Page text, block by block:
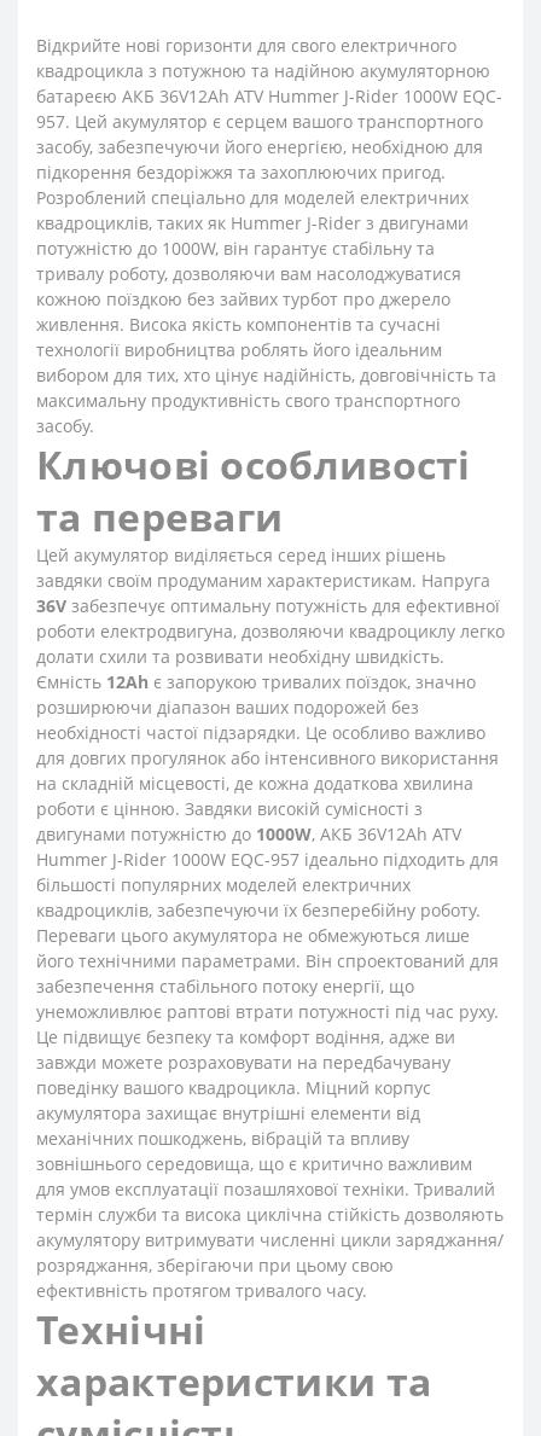
Відкрийте нові горизонти для свого електричного
квадроцикла з потужною та надійною акумуляторною
батареєю АКБ 36V12Ah ATV Hummer J-Rider 1000W EQC-
957. Цей акумулятор є серцем вашого транспортного
засобу, забезпечуючи його енергією, необхідною для
підкорення бездоріжжя та захоплюючих пригод.
Розроблений спеціально для моделей електричних
квадроциклів, таких як Hummer J-Rider з двигунами
потужністю до 1000W, він гарантує стабільну та
тривалу роботу, дозволяючи вам насолоджуватися
кожною поїздкою без зайвих турбот про джерело
живлення. Висока якість компонентів та сучасні
технології виробництва роблять його ідеальним
вибором для тих, хто цінує надійність, довговічність та
максимальну продуктивність свого транспортного
засобу.
Ключові особливості
та переваги
Цей акумулятор виділяється серед інших рішень
завдяки своїм продуманим характеристикам. Напруга
36V забезпечує оптимальну потужність для ефективної
роботи електродвигуна, дозволяючи квадроциклу легко
долати схили та розвивати необхідну швидкість.
Ємність 12Ah є запорукою тривалих поїздок, значно
розширюючи діапазон ваших подорожей без
необхідності частої підзарядки. Це особливо важливо
для довгих прогулянок або інтенсивного використання
на складній місцевості, де кожна додаткова хвилина
роботи є цінною. Завдяки високій сумісності з
двигунами потужністю до 1000W, АКБ 36V12Ah ATV
Hummer J-Rider 1000W EQC-957 ідеально підходить для
більшості популярних моделей електричних
квадроциклів, забезпечуючи їх безперебійну роботу.
Переваги цього акумулятора не обмежуються лише
його технічними параметрами. Він спроектований для
забезпечення стабільного потоку енергії, що
унеможливлює раптові втрати потужності під час руху.
Це підвищує безпеку та комфорт водіння, адже ви
завжди можете розраховувати на передбачувану
поведінку вашого квадроцикла. Міцний корпус
акумулятора захищає внутрішні елементи від
механічних пошкоджень, вібрацій та впливу
зовнішнього середовища, що є критично важливим
для умов експлуатації позашляхової техніки. Тривалий
термін служби та висока циклічна стійкість дозволяють
акумулятору витримувати численні цикли заряджання/
розряджання, зберігаючи при цьому свою
ефективність протягом тривалого часу.
Технічні
характеристики та